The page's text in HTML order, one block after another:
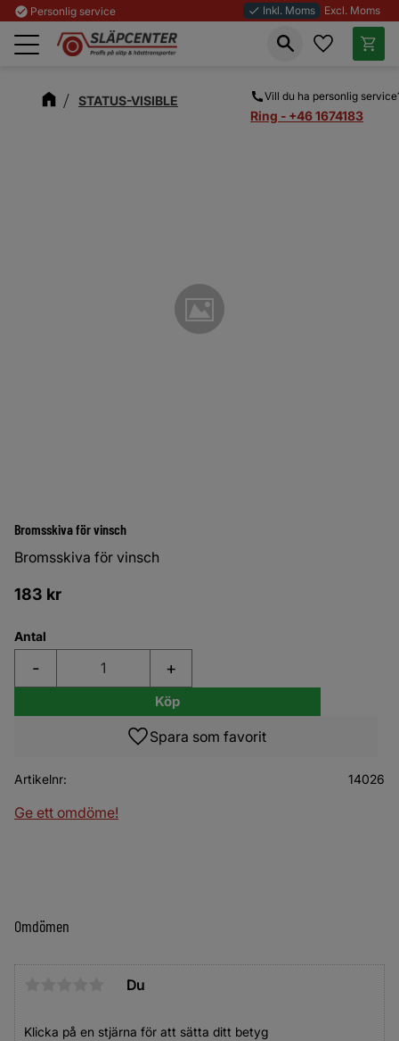
Meny
check_circle Personlig service done Inkl. Moms Excl. Moms
Vill du ha personlig
Ring - +46 1674183
Favoriter
STATUS-VISIBLE
Bromsskiva för vinsch
Bromsskiva för vinsch
183 kr
Antal
+
-
Köp
Lägg till i favoriter
Artikelnr 14026
Ge ett omdöme!
Omdömen
Du
Klicka på en stjärna för att sätta ditt betyg